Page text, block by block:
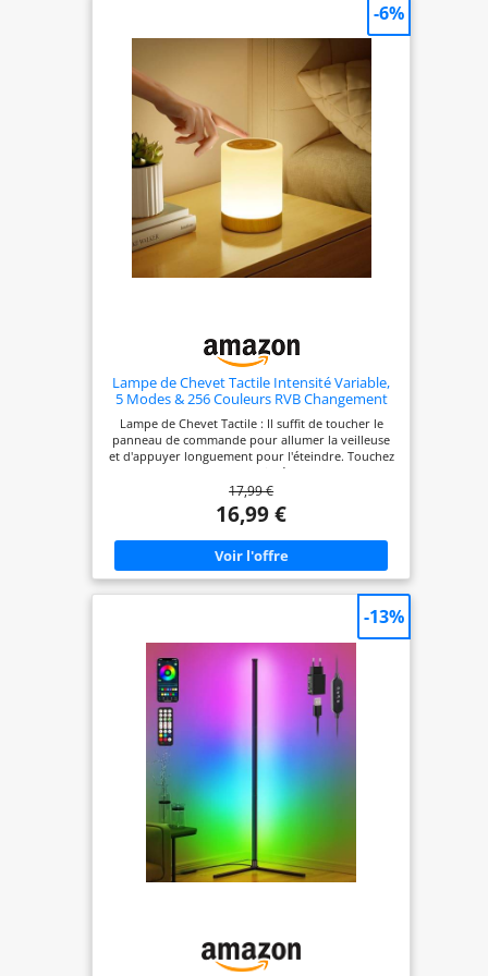
Lampe de Chevet Tactile Intensité Variable,
5 Modes & 256 Couleurs RVB Changement
Veilleuse Bébé Enfants Adulte, Lampe
d'allaitement LED Rechargeable USB, Lampe
de table Sans Fil pour Chambre Ambiance
Lampe de Chevet Tactile : Il suffit de toucher le
panneau de commande pour allumer la veilleuse
et d'appuyer longuement pour l'éteindre. Touchez
le panneau de commande situé sur le dessus de la
lampe pour changer la couleur. Cette veilleuse
bébé est idéale pour créer une ambiance
apaisante dans une chambre d'enfant, pour
allaiter, changer les couches, lire ou créer une
atmosphère romantique. 5 Modes et 256 Couleurs
RVB : Cette lampe de chevet sans fil propose 5
modes d'éclairage (blanc chaud, fixe, clignotant,
combinaisons de couleurs RVB pour s'adapter à
toutes les occasions. Cette veilleuse enfant
rechargeable variable peut être utilisée comme
éclairage d'ambiance pour créer différentes
atmosphères. Avec cette lampe de table sans fil,
votre chambre rayonnera de beauté et de gaieté.
5 Niveaux Luminosité et Variation Continue : Une
brève pression permet de basculer entre
différents niveaux de luminosité : lumière vive
pour lire, lumière chaude pour se détendre et
lumière douce pour s'endormir. Variation
continue par pression longue. La lampe de chevet
enfant à intensité variable diffuse une lumière
douce et chaleureuse pour la nuit, homogène et
agréable pour les yeux, idéale pour s'endormir et
créer une ambiance relaxante. Portable Veilleuse
Rechargeable 1500 mAh : Lampe rechargeable
l'intensité lumineuse, vous offrant ainsi une
lumière d'appoint pour éclairer votre chambre en
17,99 €
16,99 €
-6%
-13%